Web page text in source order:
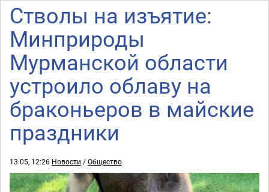
Стволы на изъятие:
Минприроды
Мурманской области
устроило облаву на
браконьеров в майские
праздники
13.05, 12:26 Новости /Общество